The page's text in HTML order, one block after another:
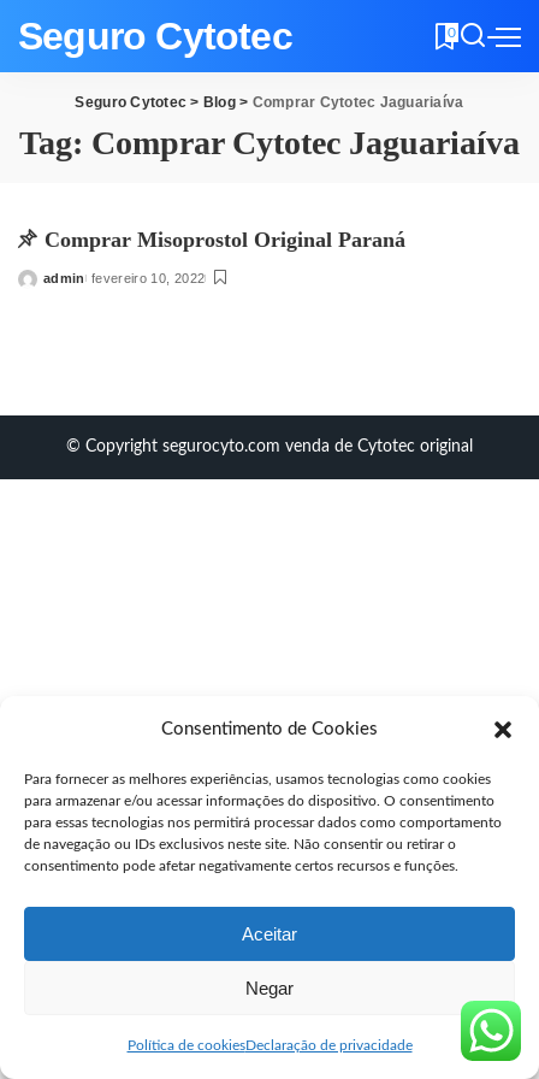
Consentimento de Cookies
Para fornecer as melhores experiências, usamos tecnologias como cookies
para armazenar e/ou acessar informações do dispositivo. O consentimento
para essas tecnologias nos permitirá processar dados como comportamento
de navegação ou IDs exclusivos neste site. Não consentir ou retirar o
consentimento pode afetar negativamente certos recursos e funções.
Aceitar
Negar
Política de cookiesDeclaração de privacidade
Seguro Cytotec 0
Seguro Cytotec > Blog> Comprar Cytotec Jaguariaíva
Tag: Comprar Cytotec Jaguariaíva
Comprar Misoprostol Original Paraná
Posted
admin fevereiro 10, 2022
© Copyright segurocyto.com venda de Cytotec original